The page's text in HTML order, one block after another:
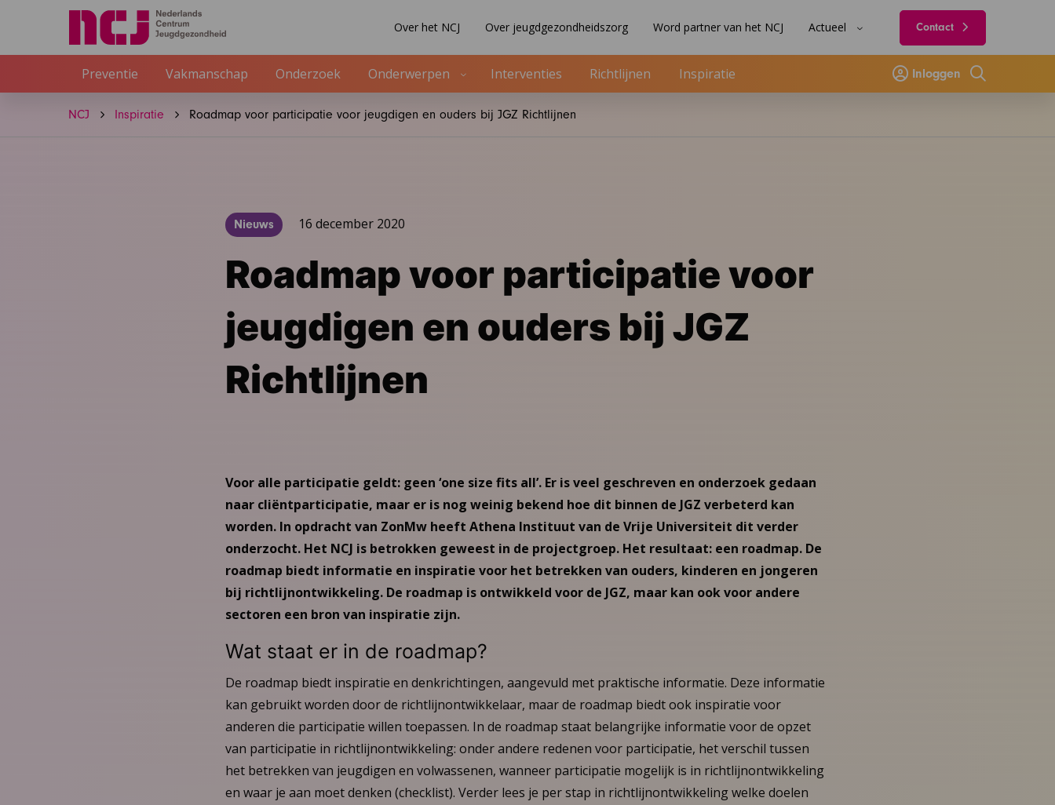
Over het NCJ Over jeugdgezondheidszorg Word partner van het NCJ Actueel Contact
Preventie Vakmanschap Onderzoek Onderwerpen Interventies Richtlijnen Inspiratie Inloggen
Zoeken
NCJ Inspiratie Roadmap voor participatie voor jeugdigen en ouders bij JGZ Richtlijnen
Nieuws 16 december 2020
Roadmap voor participatie voor
jeugdigen en ouders bij JGZ
Richtlijnen
Voor alle participatie geldt: geen ‘one size fits all’. Er is veel geschreven en onderzoek gedaan
naar cliëntparticipatie, maar er is nog weinig bekend hoe dit binnen de JGZ verbeterd kan
worden. In opdracht van ZonMw heeft Athena Instituut van de Vrije Universiteit dit verder
onderzocht. Het NCJ is betrokken geweest in de projectgroep. Het resultaat: een roadmap. De
roadmap biedt informatie en inspiratie voor het betrekken van ouders, kinderen en jongeren
bij richtlijnontwikkeling. De roadmap is ontwikkeld voor de JGZ, maar kan ook voor andere
sectoren een bron van inspiratie zijn.
Wat staat er in de roadmap?
De roadmap biedt inspiratie en denkrichtingen, aangevuld met praktische informatie. Deze informatie
kan gebruikt worden door de richtlijnontwikkelaar, maar de roadmap biedt ook inspiratie voor
anderen die participatie willen toepassen. In de roadmap staat belangrijke informatie voor de opzet
van participatie in richtlijnontwikkeling: onder andere redenen voor participatie, het verschil tussen
het betrekken van jeugdigen en volwassenen, wanneer participatie mogelijk is in richtlijnontwikkeling
en waar je aan moet denken (checklist). Verder lees je per stap in richtlijnontwikkeling welke doelen